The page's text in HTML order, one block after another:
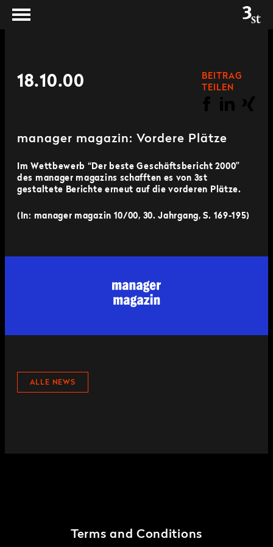
18.10.00
BEITRAG
TEILEN
manager magazin: Vordere Plätze
Im Wettbewerb “Der beste Geschäftsbericht 2000”
des manager magazins schafften es von 3st
gestaltete Berichte erneut auf die vorderen Plätze.
(In: manager magazin 10/00, 30. Jahrgang, S. 169-195)
ALLE NEWS
Terms and Conditions